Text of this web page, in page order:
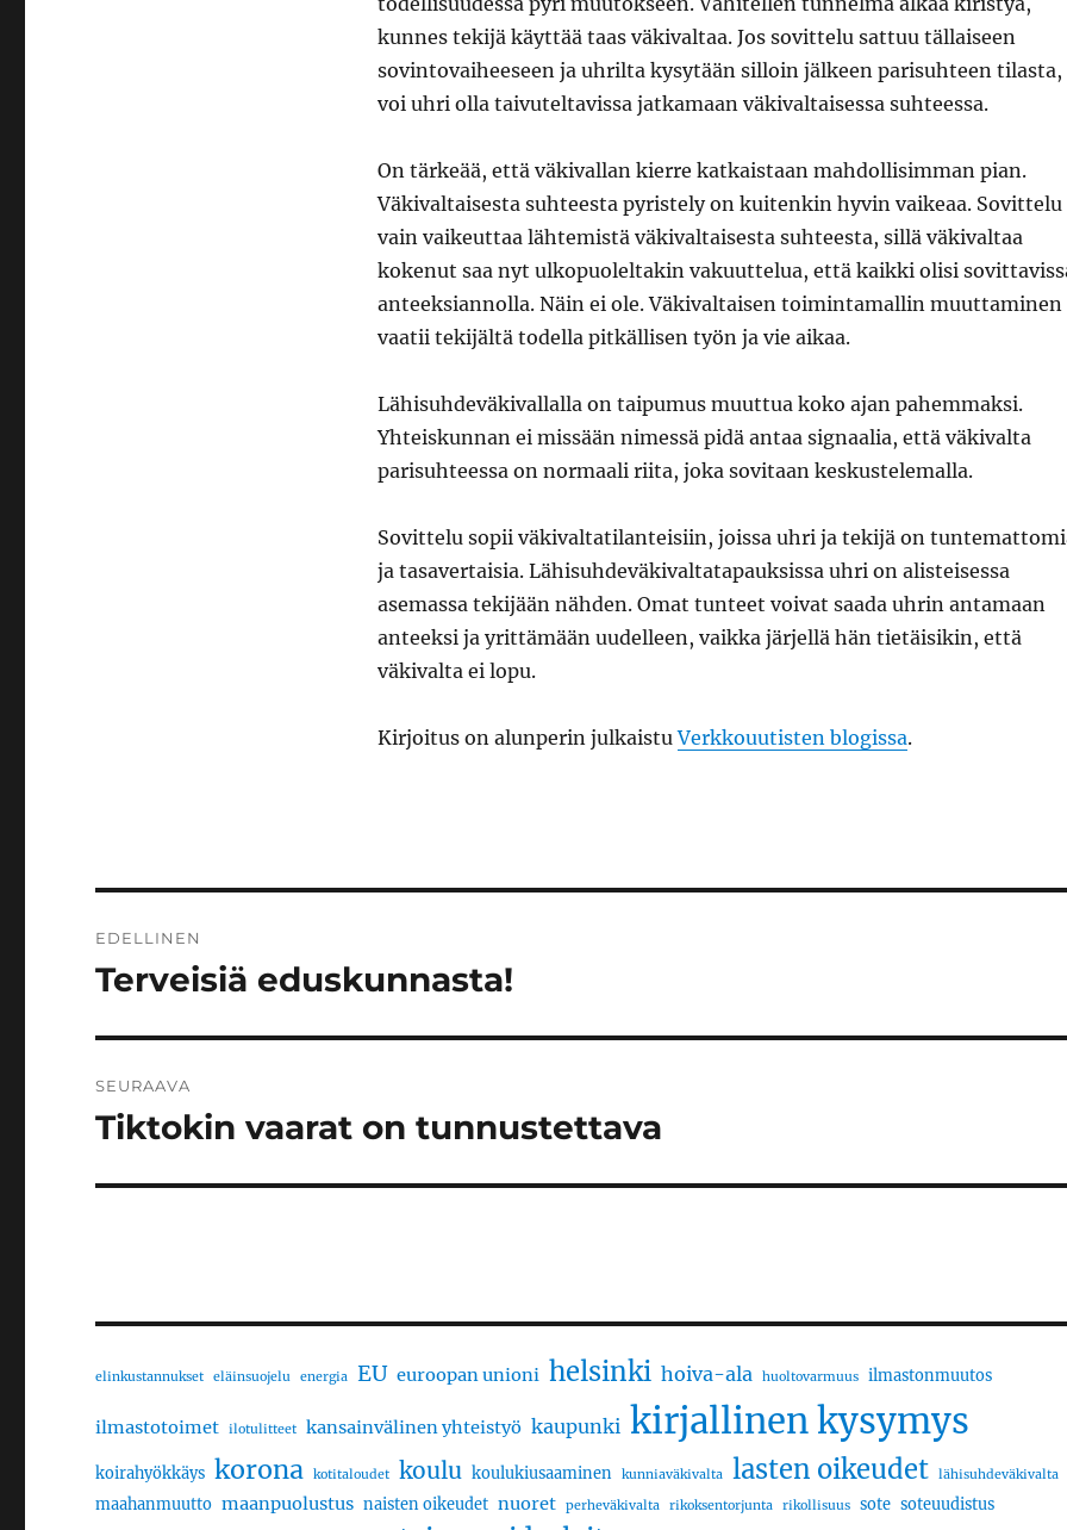
kunnes tekijä käyttää taas väkivaltaa. Jos sovittelu sattuu tällaiseen
sovintovaiheeseen ja uhrilta kysytään silloin jälkeen parisuhteen tilasta,
voi uhri olla taivuteltavissa jatkamaan väkivaltaisessa suhteessa.
On tärkeää, että väkivallan kierre katkaistaan mahdollisimman pian.
Väkivaltaisesta suhteesta pyristely on kuitenkin hyvin vaikeaa. Sovittelu
vain vaikeuttaa lähtemistä väkivaltaisesta suhteesta, sillä väkivaltaa
kokenut saa nyt ulkopuoleltakin vakuuttelua, että kaikki olisi
anteeksiannolla. Näin ei ole. Väkivaltaisen toimintamallin muuttaminen
vaatii tekijältä todella pitkällisen työn ja vie aikaa.
Lähisuhdeväkivallalla on taipumus muuttua koko ajan pahemmaksi.
Yhteiskunnan ei missään nimessä pidä antaa signaalia, että väkivalta
parisuhteessa on normaali riita, joka sovitaan keskustelemalla.
Sovittelu sopii väkivaltatilanteisiin, joissa uhri ja tekijä on
ja tasavertaisia. Lähisuhdeväkivaltatapauksissa uhri on alisteisessa
asemassa tekijään nähden. Omat tunteet voivat saada uhrin antamaan
anteeksi ja yrittämään uudelleen, vaikka järjellä hän tietäisikin, että
väkivalta ei lopu.
Kirjoitus on alunperin julkaistuVerkkouutisten blogissa.
selaus
EDELLINEN
Edellinen
Terveisiä eduskunnasta!
SEURAAVA
Seuraava
Tiktokin vaarat on tunnustettava
elinkustannukset eläinsuojelu energia EU euroopan unioni helsinki hoiva-ala huoltovarmuus ilmastonmuutos
ilmastotoimet ilotulitteet kansainvälinen yhteistyö kaupunki kirjallinen kysymys
koirahyökkäys korona kotitaloudet koulu koulukiusaaminen kunniaväkivalta lasten oikeudet lähisuhdeväkivalta
maahanmuutto maanpuolustus naisten oikeudet nuoret perheväkivalta rikoksentorjunta rikollisuus sote soteuudistus